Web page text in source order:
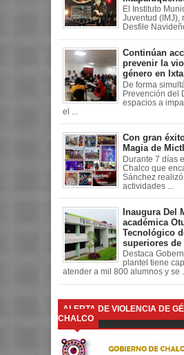
El Instituto
Juventud (IMJ),
Desfile
Continúan
prevenir la
género en
De forma
Prevención del
espacios a
el ...
Con gran
Magia de
Durante 7 días
Chalco que
Sánchez
actividades ...
Inaugura Del
académica
Tecnológico
superiores de
Destaca
plantel tiene
atender a mil 800 alumnos y se ...
ALERTA DE VIOLENCIA DE
CHALCO